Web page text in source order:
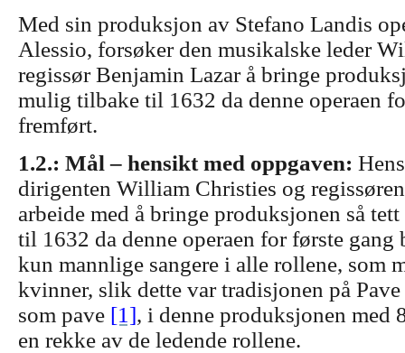
Med sin produksjon av Stefano Landis
Alessio, forsøker den musikalske leder
regissør Benjamin Lazar å bringe
mulig tilbake til 1632 da denne operaen
fremført.
1.2.: Mål – hensikt med oppgaven:
dirigenten William Christies og
arbeide med å bringe produksjonen så
til 1632 da denne operaen for første
kun mannlige sangere i alle rollene, som
kvinner, slik dette var tradisjonen på
som pave [1], i denne produksjonen med
en rekke av de ledende rollene.